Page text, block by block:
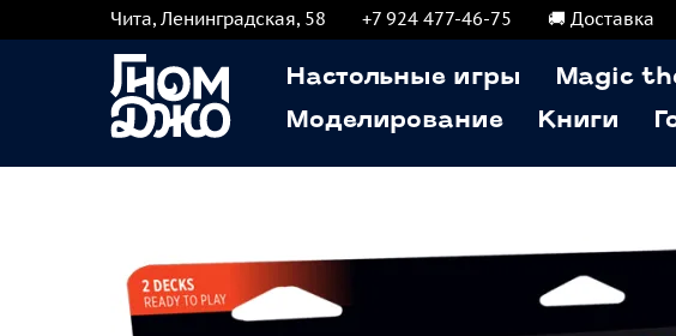
Чита, Ленинградская, 58 +7 924 477-46-75 🚚 Доставка
Настольные игры Magic
Моделирование
Книги